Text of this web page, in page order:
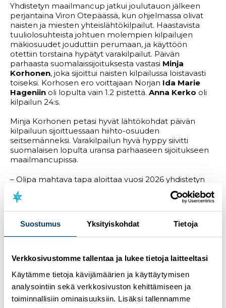
Suostumus Yksityiskohdat Tietoja
Verkkosivustomme tallentaa ja lukee tietoja laitteeltasi
Käytämme tietoja kävijämäärien ja käyttäytymisen
analysointiin sekä verkkosivuston kehittämiseen ja
toiminnallisiin ominaisuuksiin. Lisäksi tallennamme
Yhdistetyn maailmancup jatkui joulutauon jälkeen
perjantaina Viron Otepäässä, kun ohjelmassa olivat
naisten ja miesten yhteislähtökilpailut. Haastavista
tuuliolosuhteista johtuen molempien kilpailujen
mäkiosuudet jouduttiin perumaan, ja käyttöön
otettiin torstaina hypätyt varakilpailut. Päivän
parhaasta suomalaissijoituksesta vastasi Minja
Korhonen, joka sijoittui naisten kilpailussa loistavasti
toiseksi. Korhosen ero voittajaan Norjan Ida Marie
Hageniin oli lopulta vain 1.2 pistettä. Anna Kerko oli
kilpailun 24:s.
Minja Korhonen petasi hyvät lähtökohdat päivän
kilpailuun sijoittuessaan hiihto-osuuden
seitsemänneksi. Varakilpailun hyvä hyppy siivitti
suomalaisen lopulta uransa parhaaseen sijoitukseen
maailmancupissa.
– Olipa mahtava tapa aloittaa vuosi 2026 yhdistetyn
osalta. En ehkä vielä tänne reissuun lähtiessä olisi
uskonut, että palkintosija ja uran paras sijoitus tulee
viikonlopultakin toista palkintokorokesijaa
jahtaamaan. Eikä se voittokaan kauas jäänyt, mutta
iloitsi Korhonen.
Naisten kilpailun tulokset
Miesten kilpailussa parhaasta suomalaissijoituksesta
vastasiIlkka Herola, joka sijoittui kilpailun 11:nneksi.